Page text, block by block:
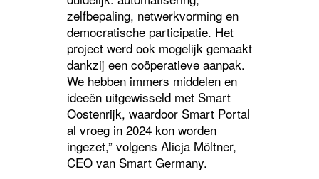
zelfbepaling, netwerkvorming en
democratische participatie. Het
project werd ook mogelijk gemaakt
dankzij een coöperatieve aanpak.
We hebben immers middelen en
ideeën uitgewisseld met Smart
Oostenrijk, waardoor Smart Portal
al vroeg in 2024 kon worden
ingezet,” volgens Alicja Möltner,
CEO van Smart Germany.